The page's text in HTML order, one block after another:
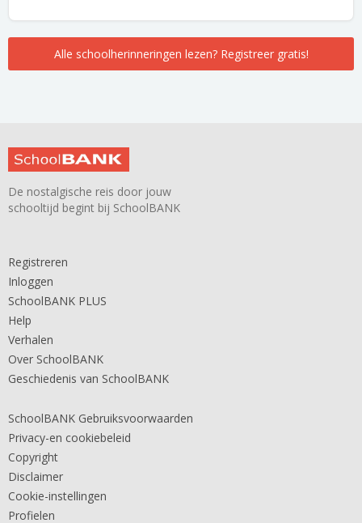
Alle schoolherinneringen lezen? Registreer gratis!
De nostalgische reis door jouw
schooltijd begint bij SchoolBANK
Registreren
Inloggen
SchoolBANK PLUS
Help
Verhalen
Over SchoolBANK
Geschiedenis van SchoolBANK
SchoolBANK Gebruiksvoorwaarden
Privacy-en cookiebeleid
Copyright
Disclaimer
Cookie-instellingen
Profielen